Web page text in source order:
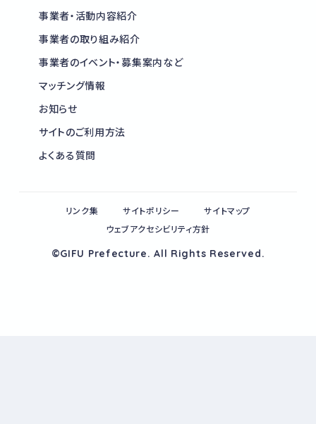
事業者・活動内容紹介
事業者の取り組み紹介
事業者のイベント・募集案内など
マッチング情報
お知らせ
サイトのご利用方法
よくある質問
©GIFU Prefecture. All Rights Reserved.
リンク集 サイトポリシー
サイトマップ
ウェブアクセシビリティ方針